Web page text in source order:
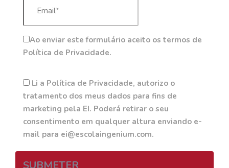
Ao enviar este formulário aceito os termos de
Política de Privacidade.
Li a Política de Privacidade, autorizo o
tratamento dos meus dados para fins de
marketing pela EI. Poderá retirar o seu
consentimento em qualquer altura enviando e-
mail para ei@escolaingenium.com.